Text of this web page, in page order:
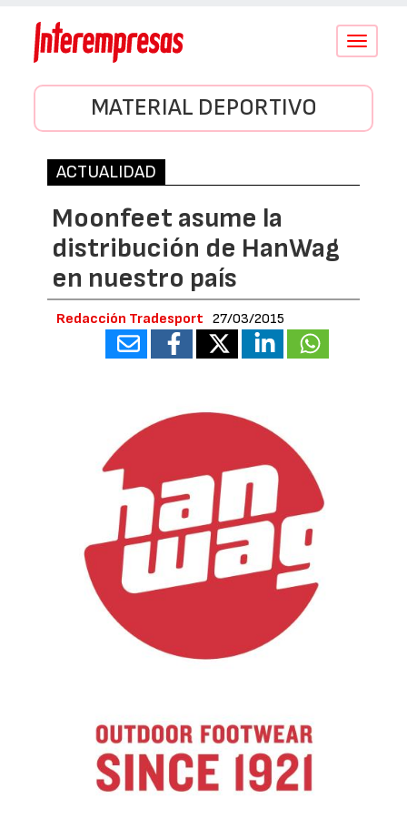
Conmutar
MATERIAL DEPORTIVO
ACTUALIDAD
Moonfeet asume la
distribución de HanWag
en nuestro país
Redacción Tradesport 27/03/2015